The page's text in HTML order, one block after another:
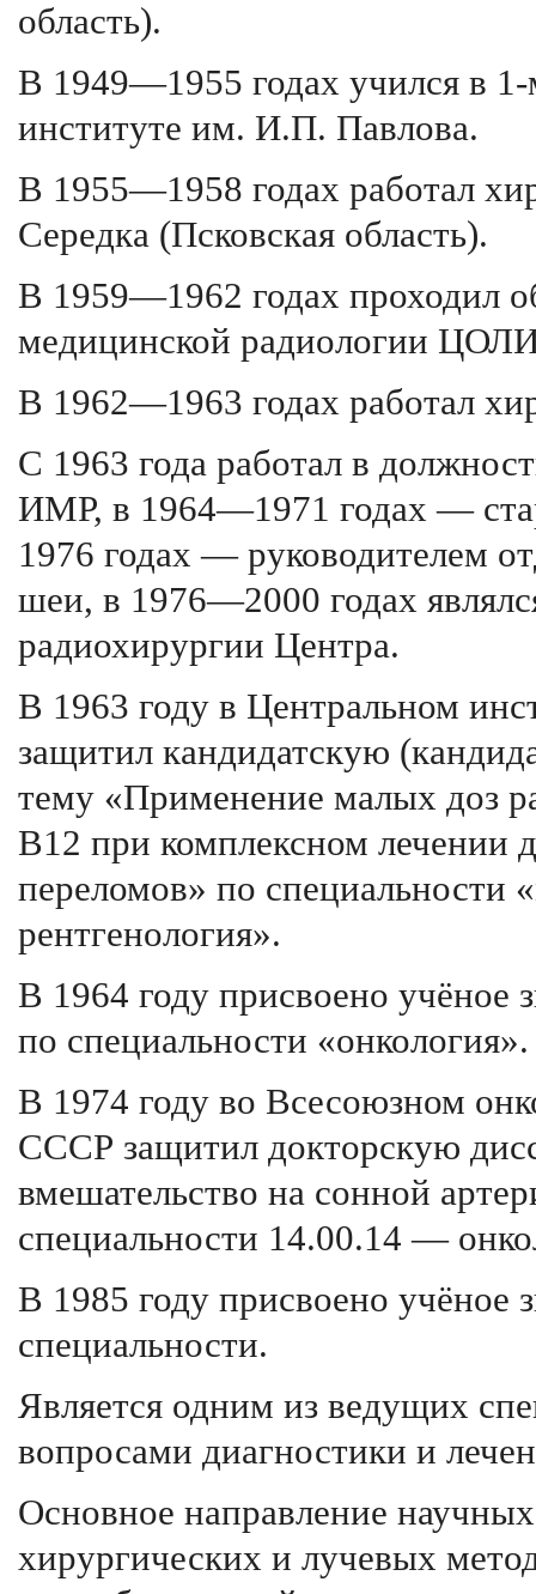
область).
В 1949—1955 годах учился в
институте им. И.П. Павлова.
В 1955—1958 годах работал
Середка (Псковская область).
В 1959—1962 годах проходил
медицинской радиологии
В 1962—1963 годах работал
С 1963 года работал в
ИМР, в 1964—1971 годах —
1976 годах — руководителем
шеи, в 1976—2000 годах
радиохирургии Центра.
В 1963 году в Центральном
защитил кандидатскую
тему «Применение малых доз
B12 при комплексном лечении
переломов» по специальности
рентгенология».
В 1964 году присвоено учёное
по специальности «онкология».
В 1974 году во Всесоюзном
СССР защитил докторскую
вмешательство на сонной
специальности 14.00.14 —
В 1985 году присвоено учёное
специальности.
Является одним из ведущих
вопросами диагностики и
Основное направление
хирургических и лучевых